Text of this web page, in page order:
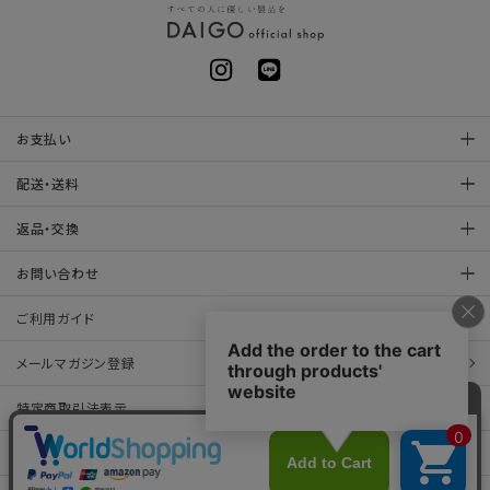
お支払い
配送・送料
返品・交換
お問い合わせ
ご利用ガイド
メールマガジン登録
特定商取引法表示
プライバシーポリシー